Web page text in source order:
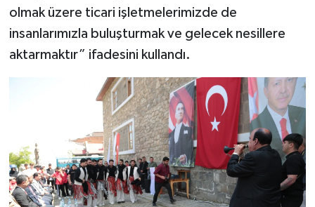
olmak üzere ticari işletmelerimizde de
insanlarımızla buluşturmak ve gelecek nesillere
aktarmaktır” ifadesini kullandı.